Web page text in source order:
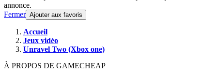
annonce.
Fermer Ajouter aux favoris
Accueil
Jeux vidéo
Unravel Two (Xbox one)
À PROPOS DE GAMECHEAP